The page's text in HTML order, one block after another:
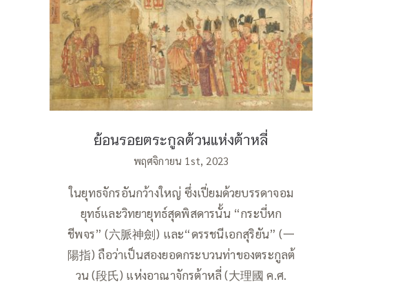
ย้อนรอยตระกูลต้วนแห่งต้าหลี่
ย้อนรอยตระกูลต้วนแห่งต้าหลี่
พฤศจิกายน 1st, 2023
ในยุทธจักรอันกว้างใหญ่ ซึ่งเปี่ยมด้วยบรรดาจอม
ยุทธ์และวิทยายุทธ์สุดพิสดารนั้น “กระบี่หก
ชีพจร” (六脈神劍) และ“ดรรชนีเอกสุริยัน” (一
陽指) ถือว่าเป็นสองยอดกระบวนท่าของตระกูลต้
วน (段氏) แห่งอาณาจักรต้าหลี่ (大理國 ค.ศ.